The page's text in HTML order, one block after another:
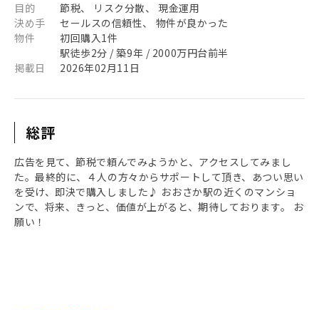
目的
節税、 リスク分散、 現金運用
決め手
セールスの信頼性、 物件が良かった
物件
初回購入1件
駅徒歩2分 / 築9年 / 2000万円台前半
掲載日
2026年02月11日
総評
広告を見て、節税で頼んでみようかと、アクセスしてみまし
た。最終的に、４人の方々からサポートして頂き、あつい思い
を受け、即決で購入しました♪ おおさか駅の近くのマンショ
ンで、将来、きっと、価値が上がると、期待しております。 お
願い！